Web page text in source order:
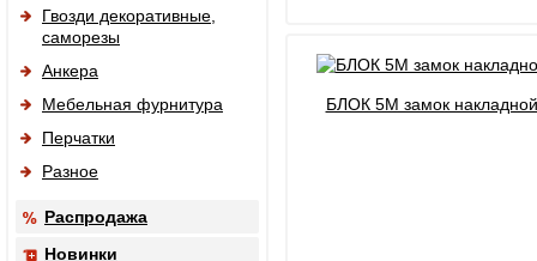
Гвозди декоративные,
саморезы
Анкера
Мебельная фурнитура
Перчатки
Разное
Распродажа
Новинки
БЛОК 5М замок накладной